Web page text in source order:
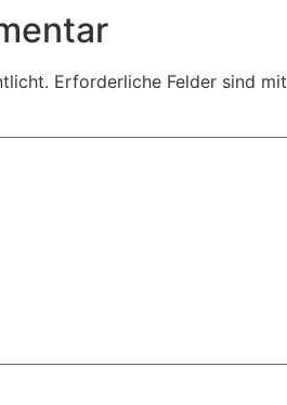
Erforderliche Felder sind mit